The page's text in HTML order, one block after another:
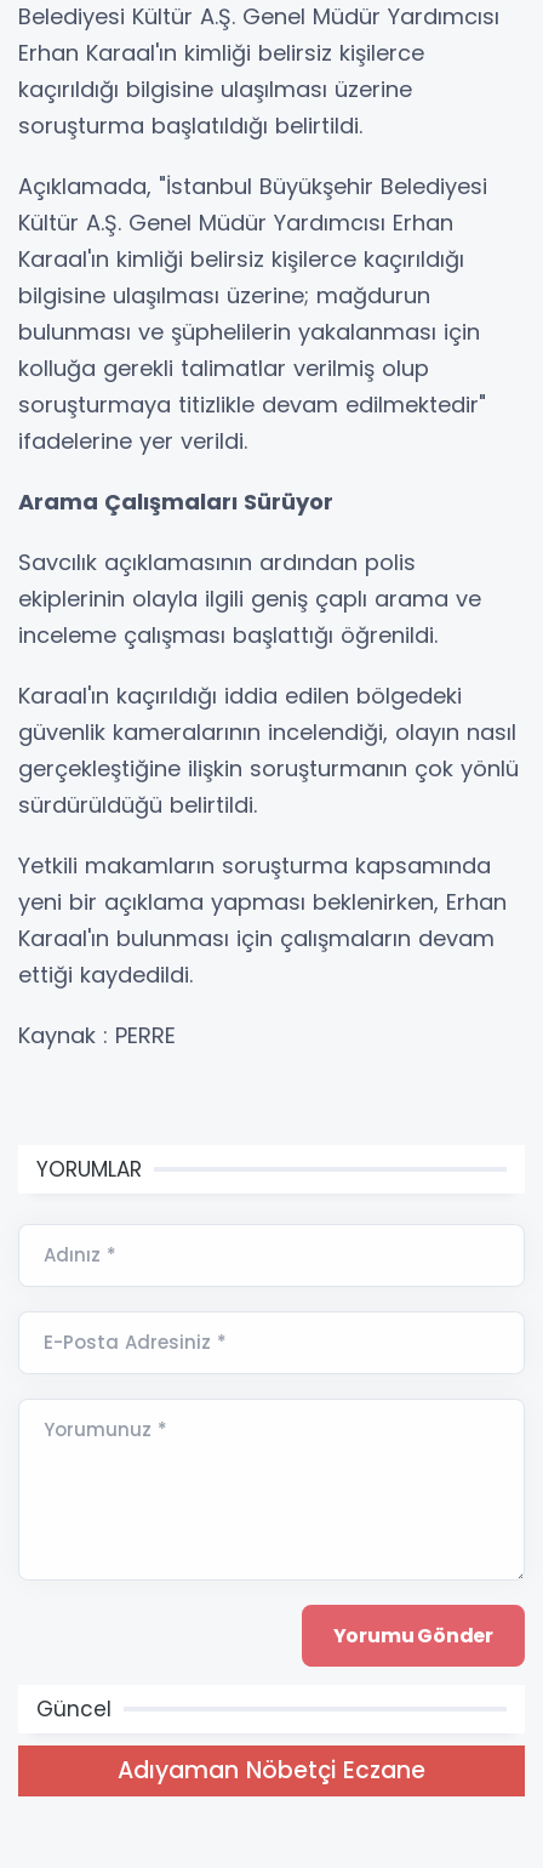
Belediyesi Kültür A.Ş. Genel Müdür Yardımcısı
Erhan Karaal'ın kimliği belirsiz kişilerce
kaçırıldığı bilgisine ulaşılması üzerine
soruşturma başlatıldığı belirtildi.
Açıklamada, "İstanbul Büyükşehir Belediyesi
Kültür A.Ş. Genel Müdür Yardımcısı Erhan
Karaal'ın kimliği belirsiz kişilerce kaçırıldığı
bilgisine ulaşılması üzerine; mağdurun
bulunması ve şüphelilerin yakalanması için
kolluğa gerekli talimatlar verilmiş olup
soruşturmaya titizlikle devam edilmektedir"
ifadelerine yer verildi.
Arama Çalışmaları Sürüyor
Savcılık açıklamasının ardından polis
ekiplerinin olayla ilgili geniş çaplı arama ve
inceleme çalışması başlattığı öğrenildi.
Karaal'ın kaçırıldığı iddia edilen bölgedeki
güvenlik kameralarının incelendiği, olayın nasıl
gerçekleştiğine ilişkin soruşturmanın çok yönlü
sürdürüldüğü belirtildi.
Yetkili makamların soruşturma kapsamında
yeni bir açıklama yapması beklenirken, Erhan
Karaal'ın bulunması için çalışmaların devam
ettiği kaydedildi.
Kaynak : PERRE
YORUMLAR
Adınız *
E-Posta Adresiniz *
Yorumunuz *
Güncel
Adıyaman Nöbetçi Eczane